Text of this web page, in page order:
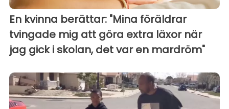
En kvinna berättar: "Mina föräldrar
tvingade mig att göra extra läxor när
jag gick i skolan, det var en mardröm"